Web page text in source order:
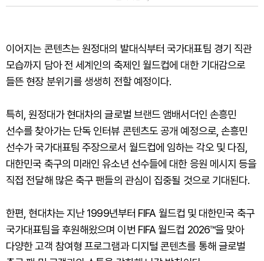
이어지는 콘텐츠는 원정대의 발대식부터 국가대표팀 경기 직관
모습까지 담아 전 세계인의 축제인 월드컵에 대한 기대감으로
들뜬 현장 분위기를 생생히 전할 예정이다.
특히, 원정대가 현대차의 글로벌 브랜드 앰배서더인 손흥민
선수를 찾아가는 단독 인터뷰 콘텐츠도 공개 예정으로, 손흥민
선수가 국가대표팀 주장으로서 월드컵에 임하는 각오 및 다짐,
대한민국 축구의 미래인 유소년 선수들에 대한 응원 메시지 등을
직접 전달해 많은 축구 팬들의 관심이 집중될 것으로 기대된다.
한편, 현대차는 지난 1999년부터 FIFA 월드컵 및 대한민국 축구
국가대표팀을 후원해왔으며 이번 FIFA 월드컵 2026™을 맞아
다양한 고객 참여형 프로그램과 디지털 콘텐츠를 통해 글로벌